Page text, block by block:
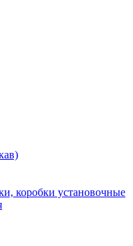
коробки установочные